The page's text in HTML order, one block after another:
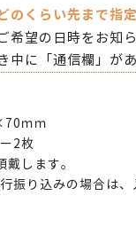
のくらい先まで指
希望の日時をお知
中に「通信欄」が
ｍｍ
2枚
します。
振り込みの場合は、